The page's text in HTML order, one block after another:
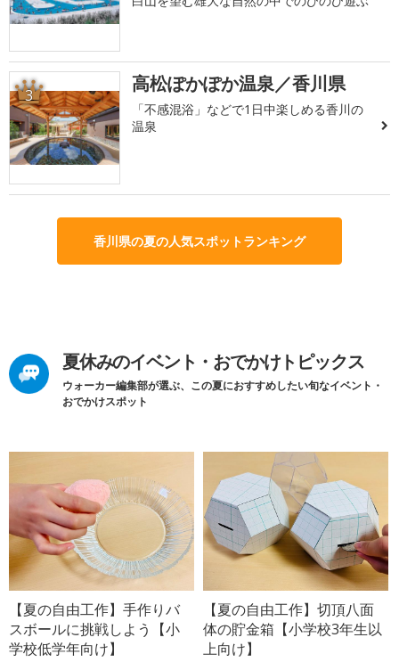
3 高松ぽかぽか温泉／香川県
「不感混浴」などで1日中楽しめる香川の
温泉
香川県の夏の人気スポットランキング
夏休みのイベント・おでかけトピックス
ウォーカー編集部が選ぶ、この夏におすすめしたい旬なイベント・
おでかけスポット
【夏の自由工作】手作りバ
スボールに挑戦しよう【小
学校低学年向け】
【夏の自由工作】切頂八面
体の貯金箱【小学校3年生以
上向け】